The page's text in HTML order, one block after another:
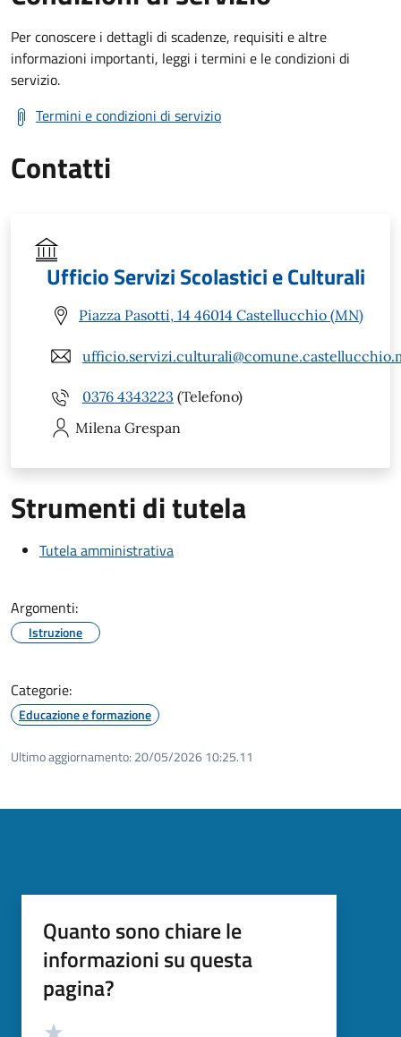
Per conoscere i dettagli di scadenze, requisiti e altre
informazioni importanti, leggi i termini e le condizioni di
servizio.
Termini e condizioni di servizio
Contatti
Ufficio Servizi Scolastici e Culturali
Piazza Pasotti, 14 46014 Castellucchio (MN)
0376 4343223 (Telefono)
Milena Grespan
Strumenti di tutela
Tutela amministrativa
Argomenti:
Istruzione
Categorie:
Educazione e formazione
Ultimo aggiornamento: 20/05/2026 10:25.11
Quanto sono chiare le
informazioni su questa
pagina?
Valutazione